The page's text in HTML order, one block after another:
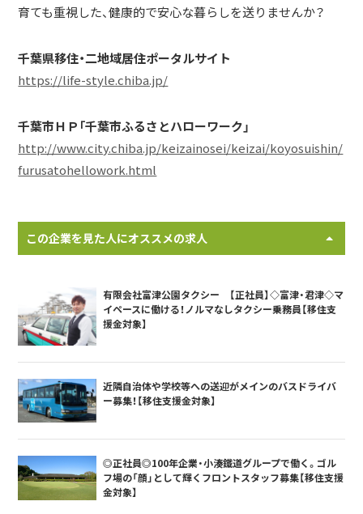
育ても重視した、健康的で安心な暮らしを送りませんか？
千葉県移住・二地域居住ポータルサイト
https://life-style.chiba.jp/
千葉市ＨＰ「千葉市ふるさとハローワーク」
http://www.city.chiba.jp/keizainosei/keizai/koyosuishin/
furusatohellowork.html
この企業を見た人にオススメの求人
有限会社富津公園タクシー 【正社員】◇富津・君津◇マ
イペースに働ける！ノルマなしタクシー乗務員【移住支
援金対象】
近隣自治体や学校等への送迎がメインのバスドライバ
ー募集！【移住支援金対象】
◎正社員◎100年企業・小湊鐵道グループで働く。ゴル
フ場の「顔」として輝くフロントスタッフ募集【移住支援
金対象】